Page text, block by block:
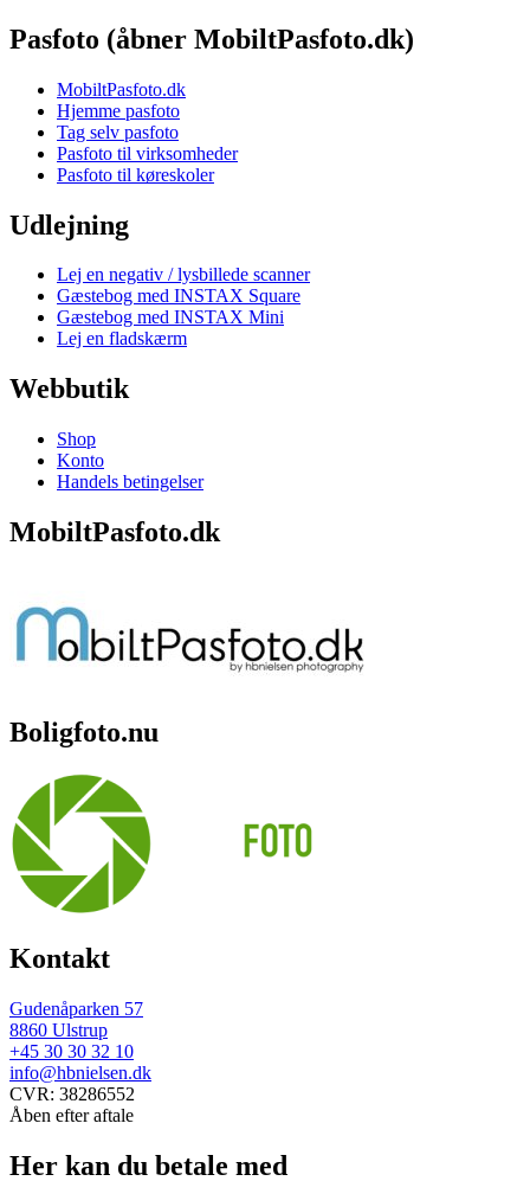
Pasfoto (åbner MobiltPasfoto.dk)
MobiltPasfoto.dk
Hjemme pasfoto
Tag selv pasfoto
Pasfoto til virksomheder
Pasfoto til køreskoler
Udlejning
Lej en negativ / lysbillede scanner
Gæstebog med INSTAX Square
Gæstebog med INSTAX Mini
Lej en fladskærm
Webbutik
Shop
Konto
Handels betingelser
MobiltPasfoto.dk
Boligfoto.nu
Kontakt
Gudenåparken 57
8860 Ulstrup
+45 30 30 32 10
info@hbnielsen.dk
CVR: 38286552
Åben efter aftale
Her kan du betale med